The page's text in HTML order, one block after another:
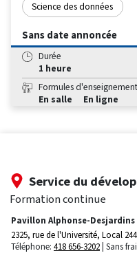
Science des données
Sans date annoncée
Durée
1 heure
Formules d'enseignement
En salle
En ligne
Service du
Formation continue
Pavillon Alphonse-Desjardins
2325, rue de l'Université, Local
Téléphone: 418 656-3202 Sans